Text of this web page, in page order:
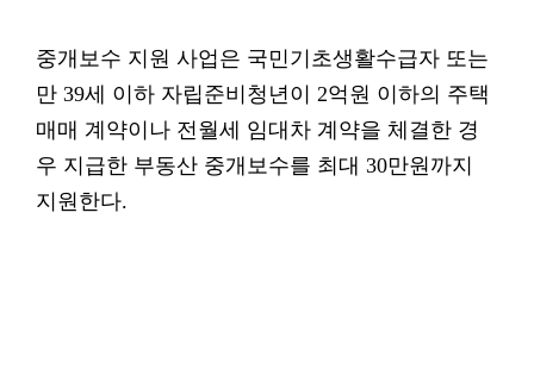
중개보수 지원 사업은 국민기초생활수급자 또는
만 39세 이하 자립준비청년이 2억원 이하의 주택
매매 계약이나 전월세 임대차 계약을 체결한 경
우 지급한 부동산 중개보수를 최대 30만원까지
지원한다.